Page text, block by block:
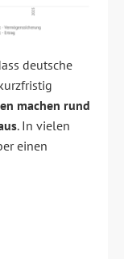
deutsche
machen rund
. In vielen
einen